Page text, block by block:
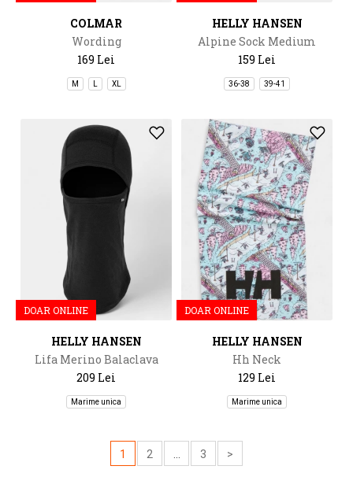
COLMAR
Wording
169 Lei
M XL
HELLY HANSEN
Alpine Sock Medium
159 Lei
36-38 39-41
DOAR ONLINE
HELLY HANSEN
Lifa Merino Balaclava
209 Lei
Marime unica
DOAR ONLINE
HELLY HANSEN
Hh Neck
129 Lei
Marime unica
1 2 3 >